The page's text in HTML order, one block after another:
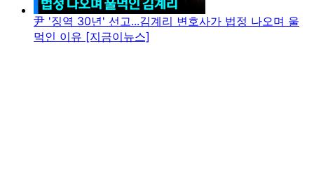
尹 '징역 30년' 선고...김계리 변호사가 법정 나오며 울
먹인 이유 [지금이뉴스]